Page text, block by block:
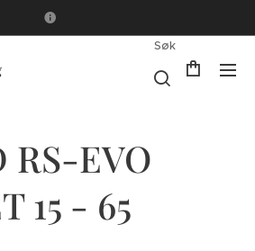
Søk
RS-EVO
15 - 65